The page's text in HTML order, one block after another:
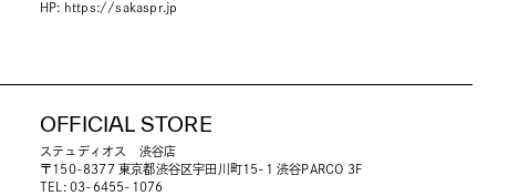
HP: https://sakaspr.jp
OFFICIAL STORE
ステュディオス 渋谷店
〒150-8377 東京都渋谷区宇田川町15-1 渋谷PARCO 3F
TEL: 03-6455-1076